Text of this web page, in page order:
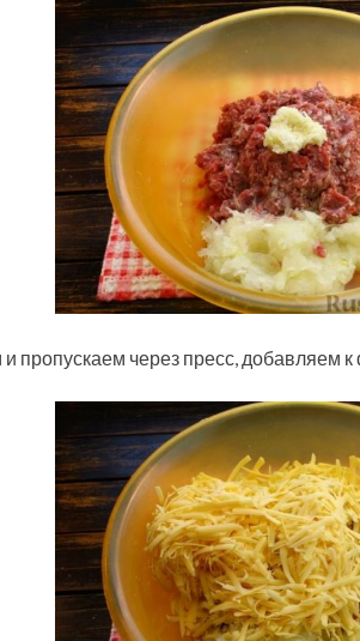
пропускаем через пресс, добавляем